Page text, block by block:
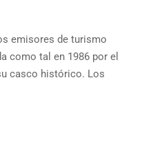
emisores de turismo
como tal en 1986 por el
casco histórico. Los